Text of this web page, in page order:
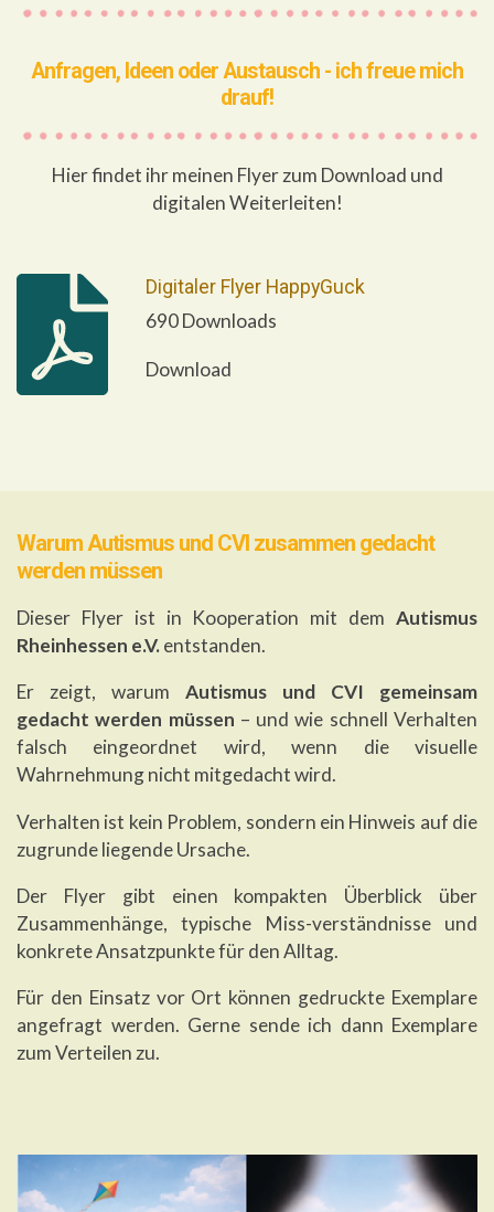
Anfragen, Ideen oder Austausch - ich freue mich
drauf!
Hier findet ihr meinen Flyer zum Download und
digitalen Weiterleiten!
Digitaler Flyer HappyGuck
690 Downloads
Download
Warum Autismus und CVI zusammen gedacht
werden müssen
Dieser Flyer ist in Kooperation mit dem Autismus
Rheinhessen e.V.entstanden.
Er zeigt, warum Autismus und CVI gemeinsam
gedacht werden müssen – und wie schnell Verhalten
falsch eingeordnet wird, wenn die visuelle
Wahrnehmung nicht mitgedacht wird.
Verhalten ist kein Problem, sondern ein Hinweis auf die
zugrunde liegende Ursache.
Der Flyer gibt einen kompakten Überblick über
Zusammenhänge, typische Miss-verständnisse und
konkrete Ansatzpunkte für den Alltag.
Für den Einsatz vor Ort können gedruckte Exemplare
angefragt werden. Gerne sende ich dann Exemplare
zum Verteilen zu.